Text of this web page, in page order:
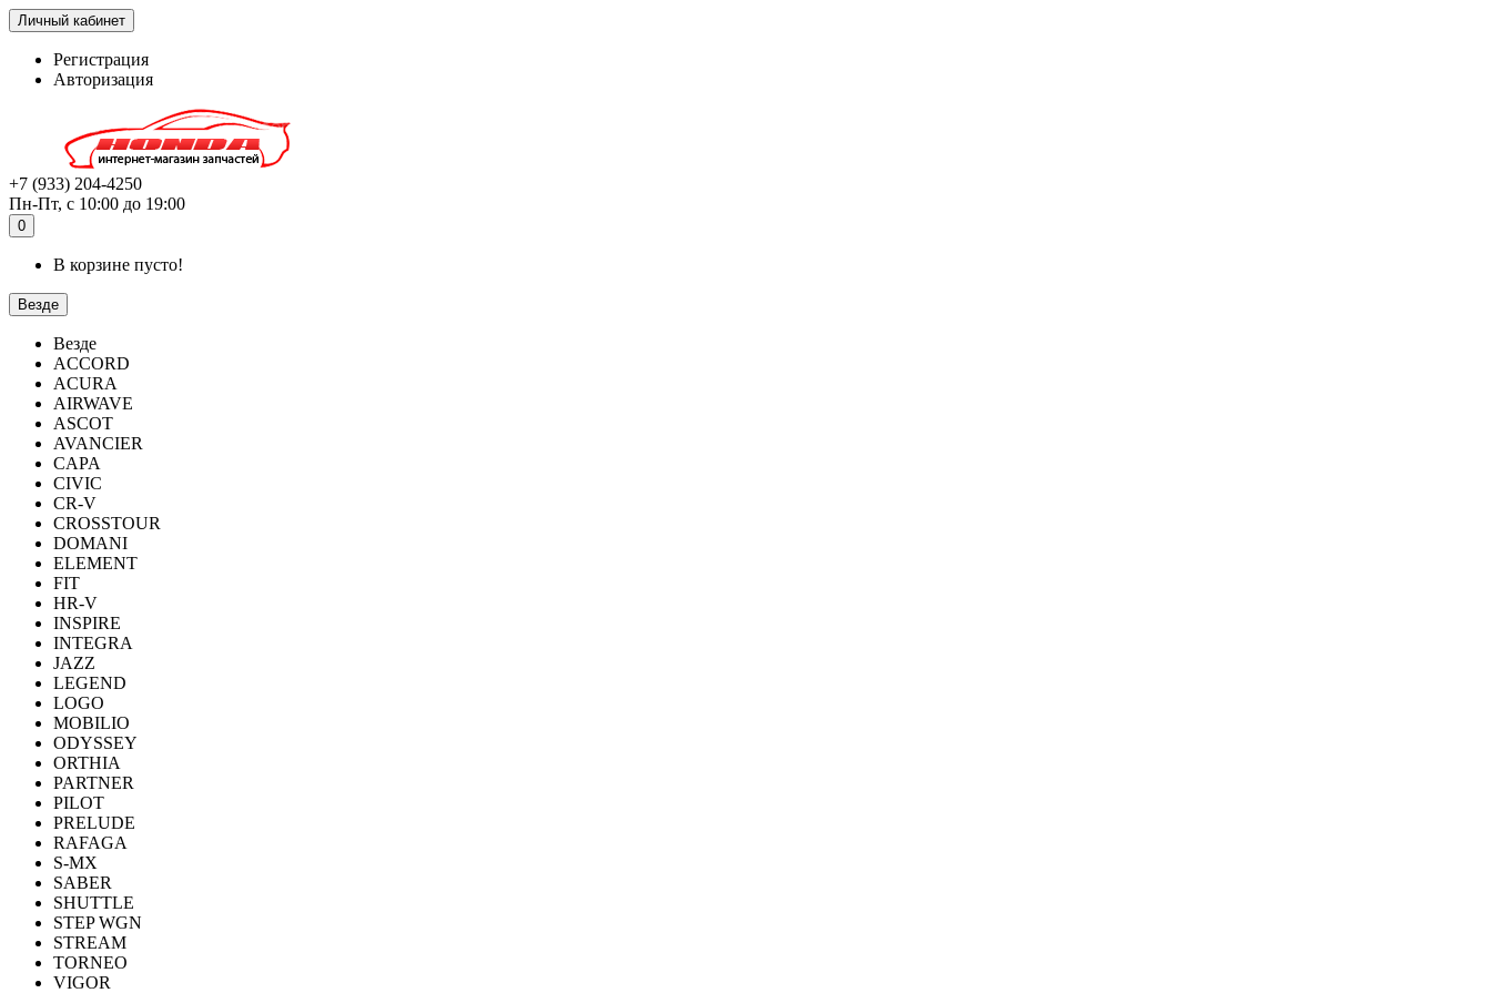
Личный кабинет
Регистрация
Авторизация
+7 (933) 204-4250
Пн-Пт, с 10:00 до 19:00
0
В корзине пусто!
Везде
Везде
ACCORD
ACURA
AIRWAVE
ASCOT
AVANCIER
CAPA
CIVIC
CR-V
CROSSTOUR
DOMANI
ELEMENT
FIT
HR-V
INSPIRE
INTEGRA
JAZZ
LEGEND
LOGO
MOBILIO
ODYSSEY
ORTHIA
PARTNER
PILOT
PRELUDE
RAFAGA
S-MX
SABER
SHUTTLE
STEP WGN
STREAM
TORNEO
VIGOR